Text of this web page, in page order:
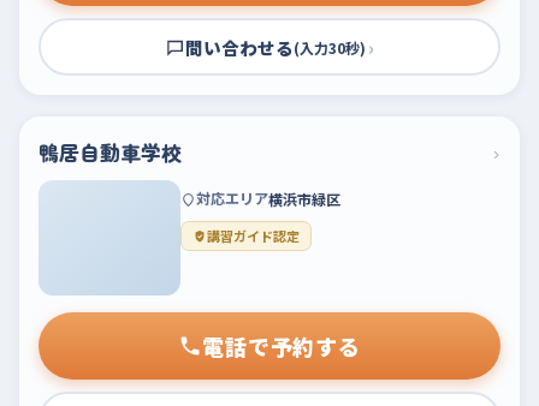
問い合わせる(入力30秒) ›
鴨居自動車学校 ›
対応エリア横浜市緑区
講習ガイド認定
電話で予約する